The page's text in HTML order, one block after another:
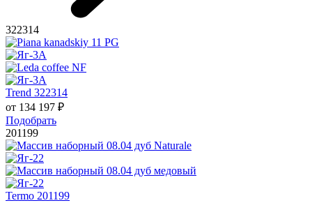
322314
Trend 322314
от 134 197 ₽
Подобрать
201199
Termo 201199